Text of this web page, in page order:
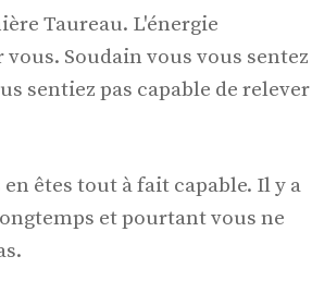
Taureau. L'énergie
Soudain vous vous sentez
sentiez pas capable de relever
êtes tout à fait capable. Il y a
et pourtant vous ne